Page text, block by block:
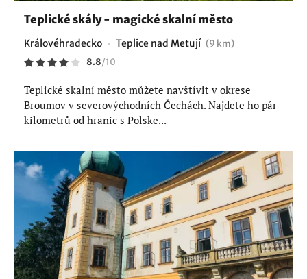
Teplické skály - magické skalní město
Královéhradecko Teplice nad Metují (9 km)
8.8/10
Teplické skalní město můžete navštívit v okrese
Broumov v severovýchodních Čechách. Najdete ho pár
kilometrů od hranic s Polske...